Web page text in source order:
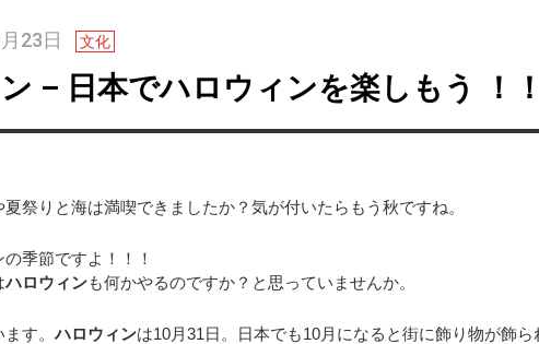
23日 文化
– 日本でハロウィンを楽しもう ！
祭りと海は満喫できましたか？気が付いたらもう秋ですね。
季節ですよ！！！
ハロウィンも何かやるのですか？と思っていませんか。
ます。ハロウィンは10月31日。日本でも10月になると街に飾り物が飾